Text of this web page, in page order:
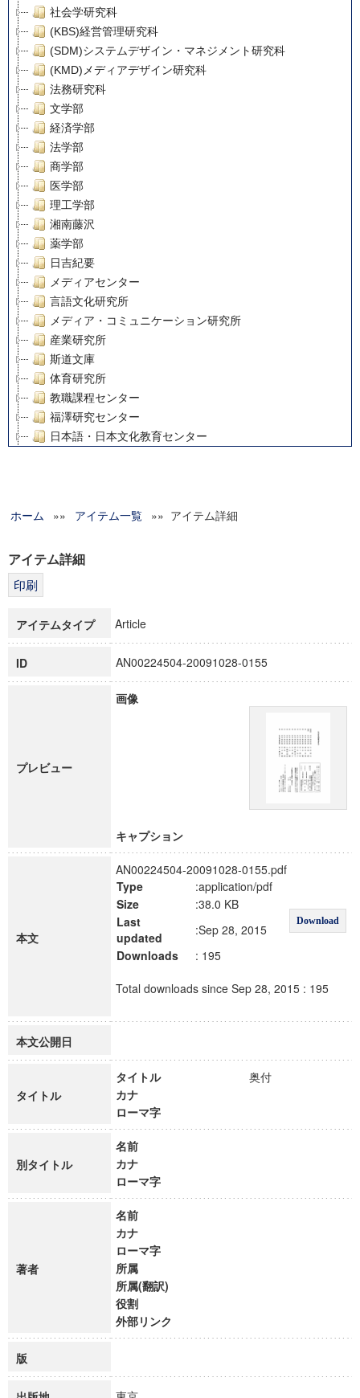
社会学研究科
(KBS)経営管理研究科
(SDM)システムデザイン・マネジメント研究科
(KMD)メディアデザイン研究科
法務研究科
文学部
経済学部
法学部
商学部
医学部
理工学部
湘南藤沢
薬学部
日吉紀要
メディアセンター
言語文化研究所
メディア・コミュニケーション研究所
産業研究所
斯道文庫
体育研究所
教職課程センター
福澤研究センター
日本語・日本文化教育センター
グローバルリサーチインスティテュート
科学研究費補助金研究成果報告書
博士課程教育リーディングプログラム「超成熟社会発展のサ
ホーム »» アイテム一覧 »» アイテム詳細
アイテム詳細
アイテムタイプ Article
ID AN00224504-20091028-0155
プレビュー
画像
キャプション
本文
AN00224504-20091028-0155.pdf
Type
:application/pdf
Download
Size
:38.0 KB
Last
updated
:Sep 28, 2015
Downloads
: 195
Total downloads since Sep 28, 2015 : 195
本文公開日
タイトル
タイトル
奥付
カナ
ローマ字
別タイトル
名前
カナ
ローマ字
著者
名前
カナ
ローマ字
所属
所属(翻訳)
役割
外部リンク
版